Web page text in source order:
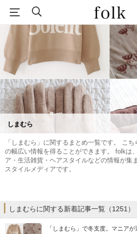
しまむら
「しまむら」に関するまとめ一覧です。 こ
の幅広い情報を得ることができます。 folkは
ア・生活雑貨・ヘアスタイルなどの情報が集
スタイルメディアです。
しまむらに関する新着記事一覧（1251）
「しまむら」で冬支度。マニア